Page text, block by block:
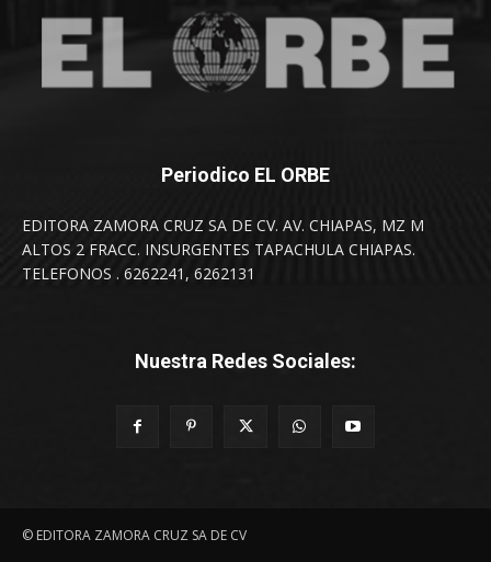
Periodico EL ORBE
EDITORA ZAMORA CRUZ SA DE CV. AV. CHIAPAS, MZ M
ALTOS 2 FRACC. INSURGENTES TAPACHULA CHIAPAS.
TELEFONOS . 6262241, 6262131
Nuestra Redes Sociales:
© EDITORA ZAMORA CRUZ SA DE CV